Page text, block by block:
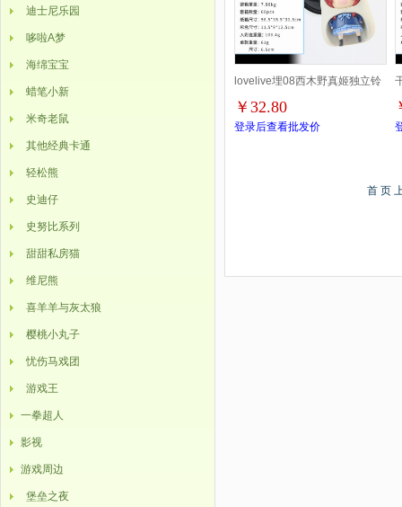
迪士尼乐园
哆啦A梦
海绵宝宝
蜡笔小新
米奇老鼠
其他经典卡通
轻松熊
史迪仔
史努比系列
甜甜私房猫
维尼熊
喜羊羊与灰太狼
樱桃小丸子
忧伤马戏团
游戏王
一拳超人
影视
游戏周边
堡垒之夜
lovelive埋08西木野真姬独立铃
铛 盒装公仔挂件钥匙扣 10619b
￥32.80
登录后查看批发价
首 页